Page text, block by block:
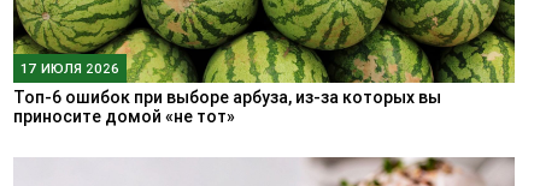
17 ИЮЛЯ 2026
Топ-6 ошибок при выборе арбуза, из-за которых вы
приносите домой «не тот»